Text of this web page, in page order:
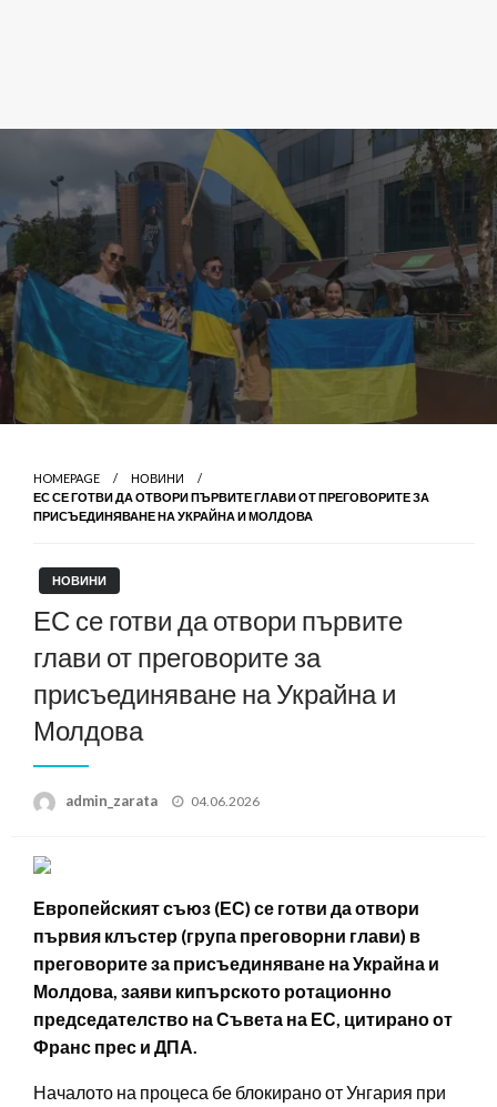
HOMEPAGE
НОВИНИ
ЕС СЕ ГОТВИ ДА ОТВОРИ ПЪРВИТЕ ГЛАВИ ОТ ПРЕГОВОРИТЕ ЗА
ПРИСЪЕДИНЯВАНЕ НА УКРАЙНА И МОЛДОВА
НОВИНИ
ЕС се готви да отвори първите
глави от преговорите за
присъединяване на Украйна и
Молдова
admin_zarata
Posted
04.06.2026
Европейският съюз (ЕС) се готви да отвори
първия клъстер (група преговорни глави) в
преговорите за присъединяване на Украйна и
Молдова, заяви кипърското ротационно
председателство на Съвета на ЕС, цитирано от
Франс прес и ДПА.
Началото на процеса бе блокирано от Унгария при